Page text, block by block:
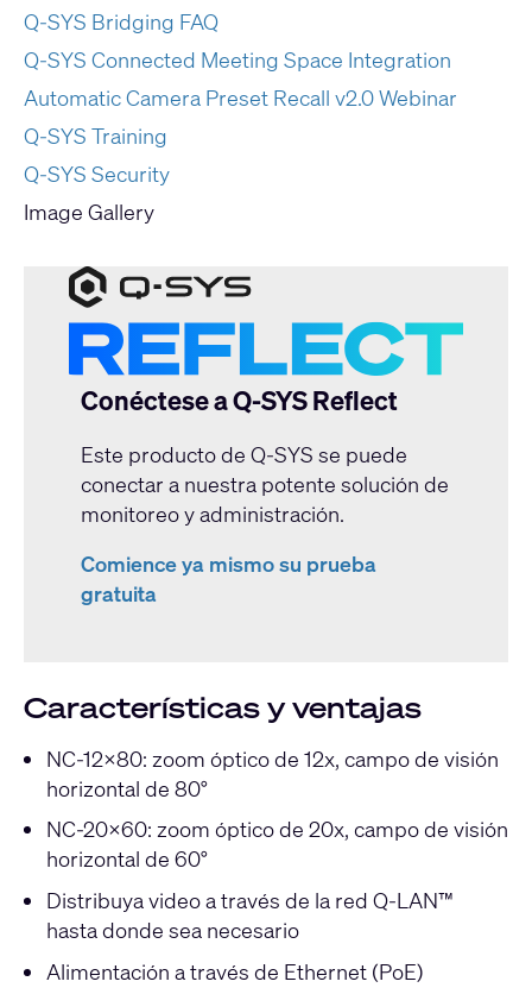
Q-SYS Bridging FAQ
Q-SYS Connected Meeting Space Integration
Automatic Camera Preset Recall v2.0 Webinar
Q-SYS Training
Q-SYS Security
Image Gallery
Conéctese a Q-SYS Reflect
Este producto de Q-SYS se puede
conectar a nuestra potente solución de
monitoreo y administración.
Comience ya mismo su prueba
gratuita
Características y ventajas
NC-12x80: zoom óptico de 12x, campo de visión
horizontal de 80°
NC-20x60: zoom óptico de 20x, campo de visión
horizontal de 60°
Distribuya video a través de la red Q-LAN™
hasta donde sea necesario
Alimentación a través de Ethernet (PoE)